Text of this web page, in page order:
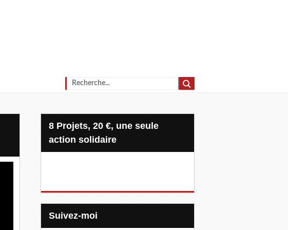
8 Projets, 20 €, une seule
action solidaire
Suivez-moi